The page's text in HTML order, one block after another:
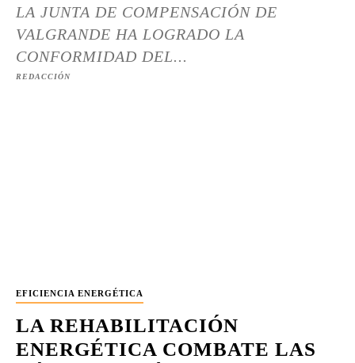
LA JUNTA DE COMPENSACIÓN DE
VALGRANDE HA LOGRADO LA
CONFORMIDAD DEL...
REDACCIÓN
EFICIENCIA ENERGÉTICA
LA REHABILITACIÓN
ENERGÉTICA COMBATE LAS